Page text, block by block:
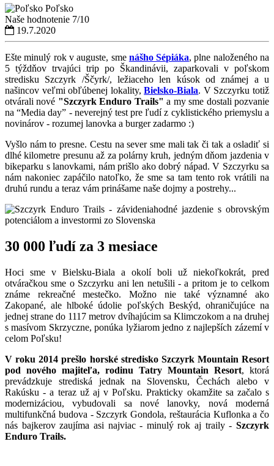
Poľsko
Naše hodnotenie 7/10
19.7.2020
Ešte minulý rok v auguste, sme nášho Sépiáka, plne naloženého na
5 týždňov trvajúci trip po Škandinávii, zaparkovali v poľskom
stredisku Szczyrk /Ščyrk/, ležiaceho len kúsok od známej a u
našincov veľmi obľúbenej lokality,Bielsko-Biala. V Szczyrku totiž
otvárali nové "Szczyrk Enduro Trails" a my sme dostali pozvanie
na “Media day” - neverejný test pre ľudí z cyklistického priemyslu a
novinárov - rozumej lanovka a burger zadarmo :)
Vyšlo nám to presne. Cestu na sever sme mali tak či tak a osladiť si
dlhé kilometre presunu až za polárny kruh, jedným dňom jazdenia v
bikeparku s lanovkami, nám prišlo ako dobrý nápad. V Szczyrku sa
nám nakoniec zapáčilo natoľko, že sme sa tam tento rok vrátili na
druhú rundu a teraz vám prinášame naše dojmy a postrehy...
30 000 ľudí za 3 mesiace
Hoci sme v Bielsku-Biala a okolí boli už niekoľkokrát, pred
otváračkou sme o Szczyrku ani len netušili - a pritom je to celkom
známe rekreačné mestečko. Možno nie také významné ako
Zakopané, ale hlboké údolie poľských Beskýd, ohraničujúce na
jednej strane do 1117 metrov dvíhajúcim sa Klimczokom a na druhej
s masívom Skrzyczne, ponúka lyžiarom jedno z najlepších zázemí v
celom Poľsku!
V roku 2014 prešlo horské stredisko Szczyrk Mountain Resort
pod nového majiteľa, rodinu Tatry Mountain Resort, ktorá
prevádzkuje strediská jednak na Slovensku, Čechách alebo v
Rakúsku - a teraz už aj v Poľsku. Prakticky okamžite sa začalo s
modernizáciou, vybudovali sa nové lanovky, nová moderná
multifunkčná budova - Szczyrk Gondola, reštaurácia Kuflonka a čo
nás bajkerov zaujíma asi najviac - minulý rok aj traily - Szczyrk
Enduro Trails.